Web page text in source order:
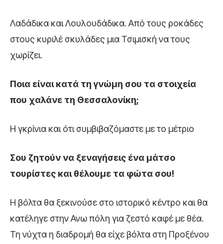
Λαδάδικα και Λουλουδάδικα. Από τους ροκάδες
στους κυριλέ σκυλάδες μια Τσιμισκή να τους
χωρίζει.
Ποια είναι κατά τη γνώμη σου τα στοιχεία
που χαλάνε τη Θεσσαλονίκη;
Η γκρίνια και ότι συμβιβαζόμαστε με το μέτριο
Σου ζητούν να ξεναγήσεις ένα μάτσο
τουρίστες και θέλουμε τα φώτα σου!
Η βόλτα θα ξεκινούσε στο ιστορικό κέντρο και θα
κατέληγε στην Ανω πόλη για ζεστό καφέ με θέα.
Τη νύχτα η διαδρομή θα είχε βόλτα στη Προξένου